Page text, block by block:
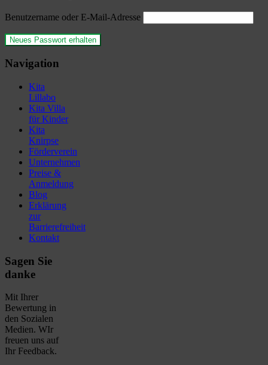
Benutzername oder E-Mail-Adresse
Navigation
Kita
Lillabo
Kita Villa
für Kinder
Kita
Knirpse
Förderverein
Unternehmen
Preise &
Anmeldung
Blog
Erklärung
zur
Barrierefreiheit
Kontakt
Sagen Sie
danke
Mit Ihrer
Bewertung in
den Sozialen
Medien. WIr
freuen uns auf
Ihr Feedback.